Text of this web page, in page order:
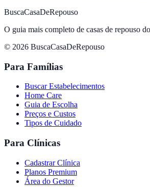
BuscaCasaDeRepouso
O guia mais completo de casas de repouso
© 2026 BuscaCasaDeRepouso
Para Famílias
Buscar Estabelecimentos
Home Care
Guia de Escolha
Preços e Custos
Tipos de Cuidado
Para Clínicas
Cadastrar Clínica
Planos Premium
Área do Gestor